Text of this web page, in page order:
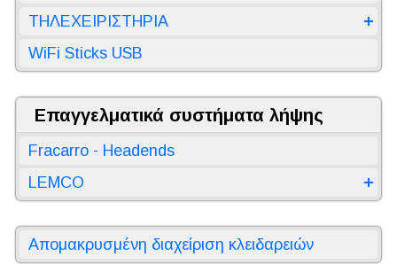
ΤΗΛΕΧΕΙΡΙΣΤΗΡΙΑ
WiFi Sticks USB
Επαγγελματικά συστήματα λήψης
Fracarro - Headends
LEMCO
Απομακρυσμένη διαχείριση κλειδαρειών